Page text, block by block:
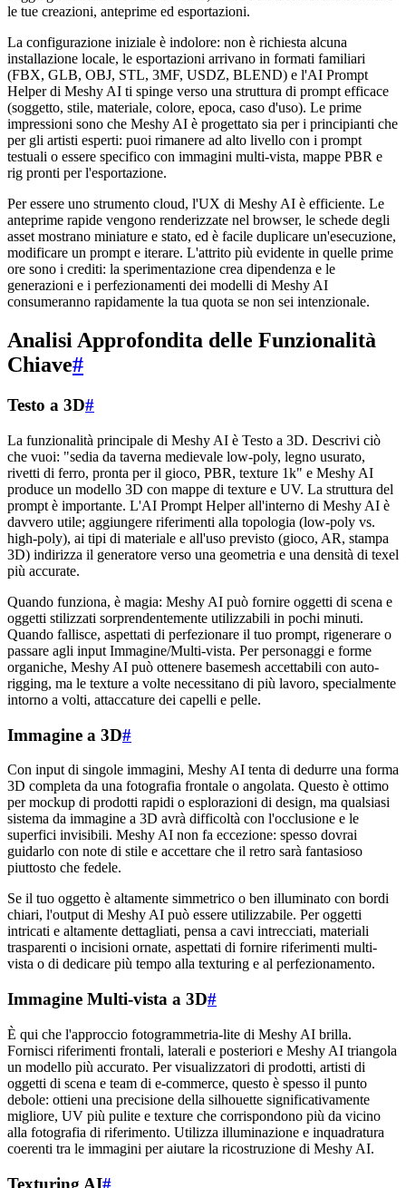
le tue creazioni, anteprime ed esportazioni.
La configurazione iniziale è indolore: non è richiesta alcuna
installazione locale, le esportazioni arrivano in formati familiari
(FBX, GLB, OBJ, STL, 3MF, USDZ, BLEND) e l'AI Prompt
Helper di Meshy AI ti spinge verso una struttura di prompt efficace
(soggetto, stile, materiale, colore, epoca, caso d'uso). Le prime
impressioni sono che Meshy AI è progettato sia per i principianti che
per gli artisti esperti: puoi rimanere ad alto livello con i prompt
testuali o essere specifico con immagini multi-vista, mappe PBR e
rig pronti per l'esportazione.
Per essere uno strumento cloud, l'UX di Meshy AI è efficiente. Le
anteprime rapide vengono renderizzate nel browser, le schede degli
asset mostrano miniature e stato, ed è facile duplicare un'esecuzione,
modificare un prompt e iterare. L'attrito più evidente in quelle prime
ore sono i crediti: la sperimentazione crea dipendenza e le
generazioni e i perfezionamenti dei modelli di Meshy AI
consumeranno rapidamente la tua quota se non sei intenzionale.
Analisi Approfondita delle Funzionalità
Chiave#
Testo a 3D#
La funzionalità principale di Meshy AI è Testo a 3D. Descrivi ciò
che vuoi: "sedia da taverna medievale low-poly, legno usurato,
rivetti di ferro, pronta per il gioco, PBR, texture 1k" e Meshy AI
produce un modello 3D con mappe di texture e UV. La struttura del
prompt è importante. L'AI Prompt Helper all'interno di Meshy AI è
davvero utile; aggiungere riferimenti alla topologia (low-poly vs.
high-poly), ai tipi di materiale e all'uso previsto (gioco, AR, stampa
3D) indirizza il generatore verso una geometria e una densità di texel
più accurate.
Quando funziona, è magia: Meshy AI può fornire oggetti di scena e
oggetti stilizzati sorprendentemente utilizzabili in pochi minuti.
Quando fallisce, aspettati di perfezionare il tuo prompt, rigenerare o
passare agli input Immagine/Multi-vista. Per personaggi e forme
organiche, Meshy AI può ottenere basemesh accettabili con auto-
rigging, ma le texture a volte necessitano di più lavoro, specialmente
intorno a volti, attaccature dei capelli e pelle.
Immagine a 3D#
Con input di singole immagini, Meshy AI tenta di dedurre una forma
3D completa da una fotografia frontale o angolata. Questo è ottimo
per mockup di prodotti rapidi o esplorazioni di design, ma qualsiasi
sistema da immagine a 3D avrà difficoltà con l'occlusione e le
superfici invisibili. Meshy AI non fa eccezione: spesso dovrai
guidarlo con note di stile e accettare che il retro sarà fantasioso
piuttosto che fedele.
Se il tuo oggetto è altamente simmetrico o ben illuminato con bordi
chiari, l'output di Meshy AI può essere utilizzabile. Per oggetti
intricati e altamente dettagliati, pensa a cavi intrecciati, materiali
trasparenti o incisioni ornate, aspettati di fornire riferimenti multi-
vista o di dedicare più tempo alla texturing e al perfezionamento.
Immagine Multi-vista a 3D#
È qui che l'approccio fotogrammetria-lite di Meshy AI brilla.
Fornisci riferimenti frontali, laterali e posteriori e Meshy AI triangola
un modello più accurato. Per visualizzatori di prodotti, artisti di
oggetti di scena e team di e-commerce, questo è spesso il punto
debole: ottieni una precisione della silhouette significativamente
migliore, UV più pulite e texture che corrispondono più da vicino
alla fotografia di riferimento. Utilizza illuminazione e inquadratura
coerenti tra le immagini per aiutare la ricostruzione di Meshy AI.
Texturing AI#